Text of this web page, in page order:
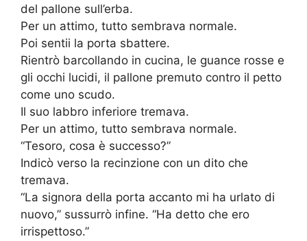
del pallone sull’erba.
Per un attimo, tutto sembrava normale.
Poi sentii la porta sbattere.
Rientrò barcollando in cucina, le guance rosse e
gli occhi lucidi, il pallone premuto contro il petto
come uno scudo.
Il suo labbro inferiore tremava.
Per un attimo, tutto sembrava normale.
“Tesoro, cosa è successo?”
Indicò verso la recinzione con un dito che
tremava.
“La signora della porta accanto mi ha urlato di
nuovo,” sussurrò infine. “Ha detto che ero
irrispettoso.”